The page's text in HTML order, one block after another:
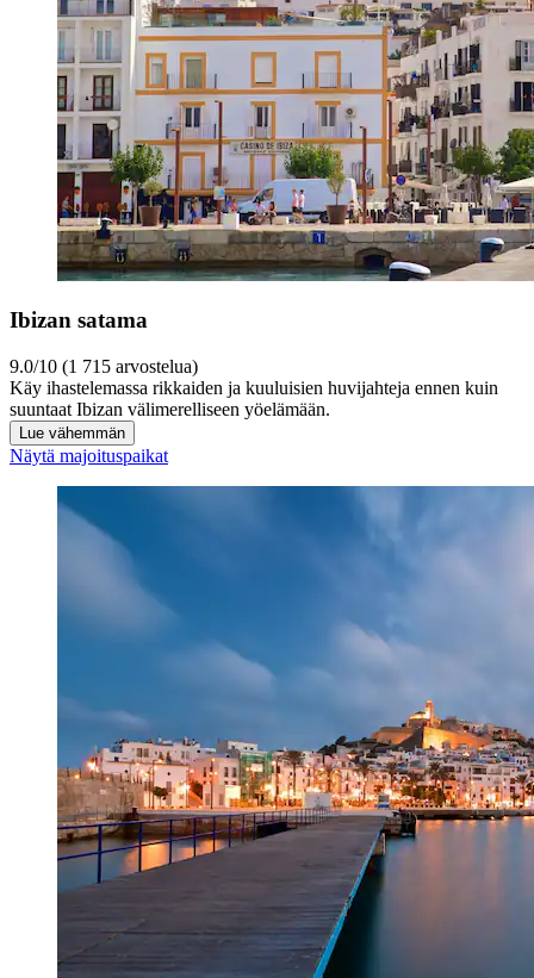
Ibizan satama
9.0/10 (1 715 arvostelua)
Käy ihastelemassa rikkaiden ja kuuluisien huvijahteja ennen kuin
suuntaat Ibizan välimerelliseen yöelämään.
Lue vähemmän
Näytä majoituspaikat